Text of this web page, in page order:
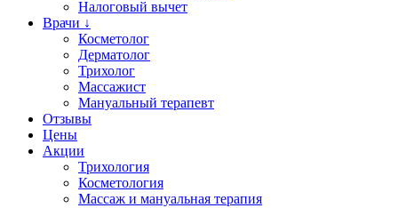
Налоговый вычет
Врачи ↓
Косметолог
Дерматолог
Трихолог
Массажист
Мануальный терапевт
Отзывы
Цены
Акции
Трихология
Косметология
Массаж и мануальная терапия